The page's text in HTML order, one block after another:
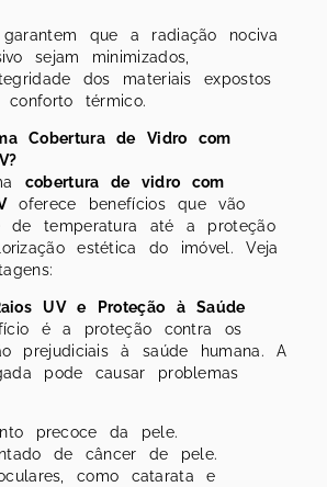
garantem que a radiação nociva
sejam minimizados,
dos materiais expostos
conforto térmico.
Cobertura de Vidro com
cobertura de vidro com
oferece benefícios que vão
de temperatura até a proteção
estética do imóvel. Veja
UV e Proteção à Saúde
é a proteção contra os
prejudiciais à saúde humana. A
pode causar problemas
precoce da pele.
de câncer de pele.
como catarata e